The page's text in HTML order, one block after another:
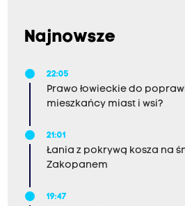
Najnowsze
22:05
Prawo łowieckie do
mieszkańcy miast i wsi?
21:01
Łania z pokrywą kosza na
Zakopanem
19:47